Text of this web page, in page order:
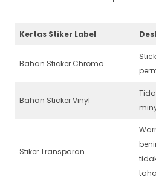
Kertas Stiker Label
Bahan Sticker Chromo
Bahan Sticker Vinyl
Stiker Transparan